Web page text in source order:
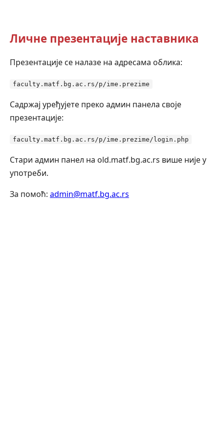
Личне презентације наставника
Презентације се налазе на адресама облика:
faculty.matf.bg.ac.rs/p/ime.prezime
Садржај уређујете преко админ панела своје
презентације:
faculty.matf.bg.ac.rs/p/ime.prezime/login.php
Стари админ панел на old.matf.bg.ac.rs више није у
употреби.
За помоћ: admin@matf.bg.ac.rs